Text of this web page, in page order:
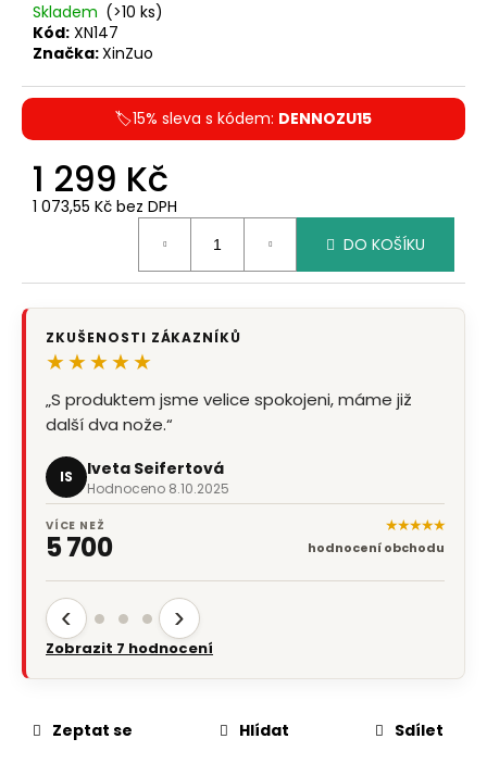
Skladem (>10 ks)
Kód: XN147
Značka:XinZuo
🏷️15% sleva s kódem: DENNOZU15
1 299 Kč
1 073,55 Kč bez DPH
DO KOŠÍKU
ZKUŠENOSTI ZÁKAZNÍKŮ
★★★★★
„S produktem jsme velice spokojeni, máme již
další dva nože.“
IS Iveta Seifertová
Hodnoceno 8.10.2025
VÍCE NEŽ
5 700
★★★★★
hodnocení obchodu
‹ ›
Zobrazit 7 hodnocení
Zeptat se Hlídat Sdílet